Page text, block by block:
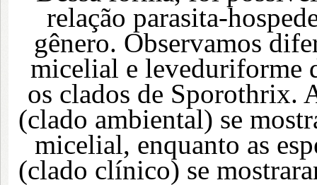
relação parasita-
gênero. Observamos
micelial e leveduriforme
os clados de Sporothrix.
(clado ambiental) se
micelial, enquanto as
(clado clínico) se